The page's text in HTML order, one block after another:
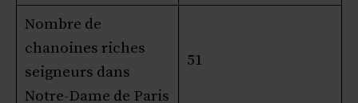
Nombre de
chanoines riches
seigneurs dans
Notre-Dame de Paris
51